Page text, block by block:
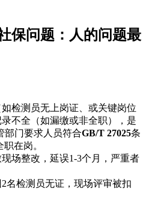
保问题：人的问题最
如检测员无上岗证、或关键岗位
不全（如漏缴或非全职），是
部门要求人员符合GB/T 27025条
在岗。
现场整改，延误1-3个月，严重者
2名检测员无证，现场评审被扣